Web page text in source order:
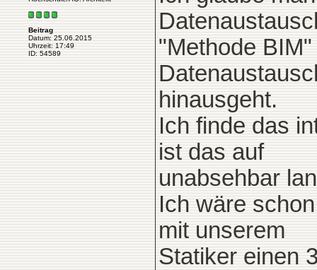
Beitrag
Datum: 25.06.2015
Uhrzeit: 17:49
ID: 54589
"Methode
hinausgeht.
Ich finde das
ist das auf
unabsehbar
Ich wäre
mit unserem
Statiker einen